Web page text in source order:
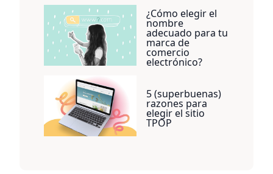
¿Cómo elegir el
nombre
adecuado para tu
marca de
comercio
electrónico?
5 (superbuenas)
razones para
elegir el sitio
TPOP